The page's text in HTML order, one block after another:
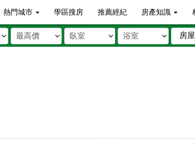
熱門城市 學區搜房 推薦經紀 房產知識
房